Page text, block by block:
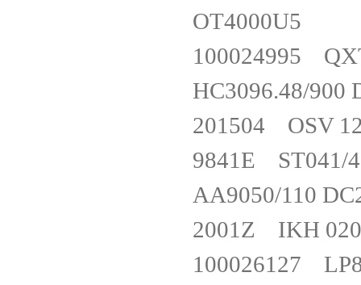
100024995
HC3096.48/
201504
9841E
AA9050/110
2001Z
100026127